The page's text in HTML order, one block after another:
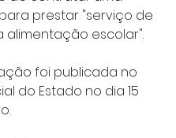
prestar "serviço de
alimentação escolar".
foi publicada no
do Estado no dia 15